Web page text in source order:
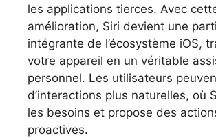
les applications tierces. Avec
amélioration, Siri devient une
intégrante de l’écosystème iOS,
votre appareil en un véritable
personnel. Les utilisateurs
d’interactions plus naturelles, où
les besoins et propose des
proactives.